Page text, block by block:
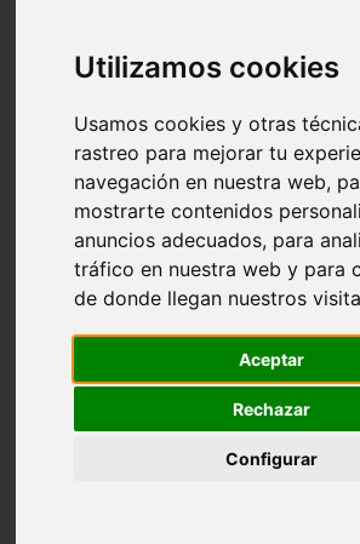
Utilizamos cookies
Usamos cookies y otras
rastreo para mejorar tu
navegación en nuestra web,
mostrarte contenidos
anuncios adecuados, para
tráfico en nuestra web y para
de donde llegan nuestros
Aceptar
Rechazar
Configurar
consejos
comportamiento
reptiles
adopci n
ferias
higiene
acuario
iberzoo propet
comercios
viajar
cr a
especies invasoras